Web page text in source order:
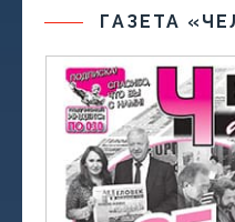
ГАЗЕТА